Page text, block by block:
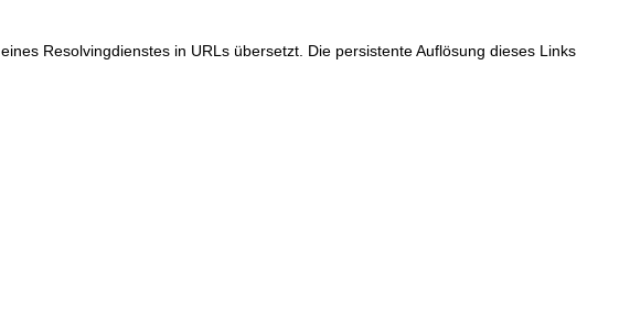
Resolvingdienstes in URLs übersetzt. Die persistente Auflösung dieses Links